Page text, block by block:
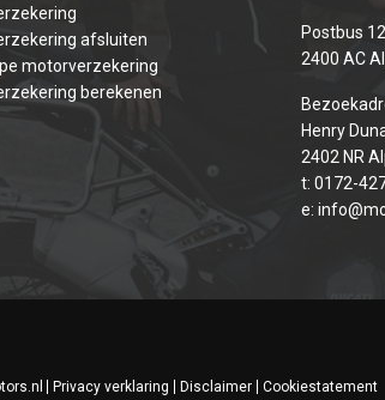
afsluiten
motorverzekering
berekenen
Postbus
2400 AC
Henry
2402 NR
t: 0172-
e:
Privacy verklaring Disclaimer Cookiestatement